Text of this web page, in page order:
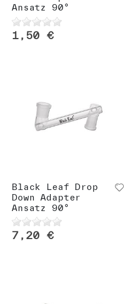
Ansatz 90°
1,50 €
Black Leaf Drop
Down Adapter
Ansatz 90°
7,20 €